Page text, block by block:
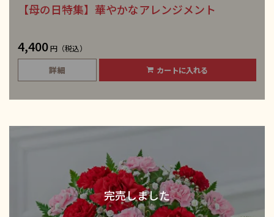
【母の日特集】華やかなアレンジメント
4,400円（税込）
詳細 カートに入れる